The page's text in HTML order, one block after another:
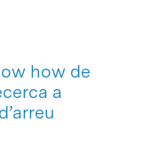
how de
a